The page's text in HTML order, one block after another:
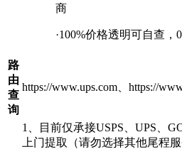
商
·100%价格透明可自查，
路
由
查
询
https://www.ups.com、https://
1、目前仅承接USPS、UPS、
上门提取（请勿选择其他尾程服